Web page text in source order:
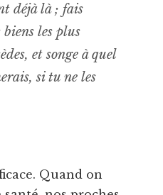
déjà là ; fais
les plus
et songe à quel
si tu ne les
Quand on